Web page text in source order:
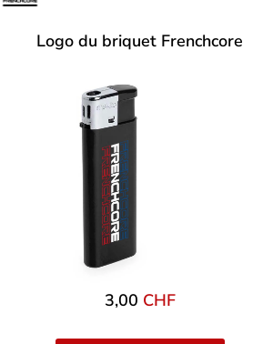
Logo du briquet Frenchcore
3,00 CHF